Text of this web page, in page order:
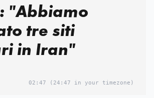
"Abbiamo
tre siti
in Iran"
02:47 (24:47 in your timezone)